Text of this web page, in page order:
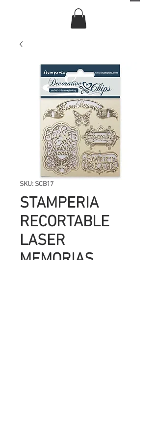
SKU: SCB17
STAMPERIA
RECORTABLE
LASER
MEMORIAS